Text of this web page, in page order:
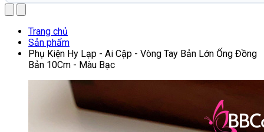
Trang chủ
Sản phẩm
Phụ Kiện Hy Lạp - Ai Cập - Vòng Tay Bản Lớn Ống Đồng
Bản 10Cm - Màu Bạc